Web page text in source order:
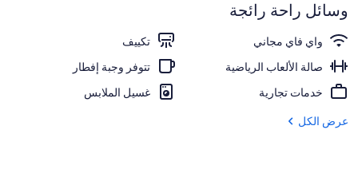
خزنة داخل الغرفة وستائر تعتيم
وسائل راحة رائجة
واي فاي مجاني
تكييف
صالة الألعاب الرياضية
تتوفر وجبة إفطار
خدمات تجارية
غسيل الملابس
عرض الكل